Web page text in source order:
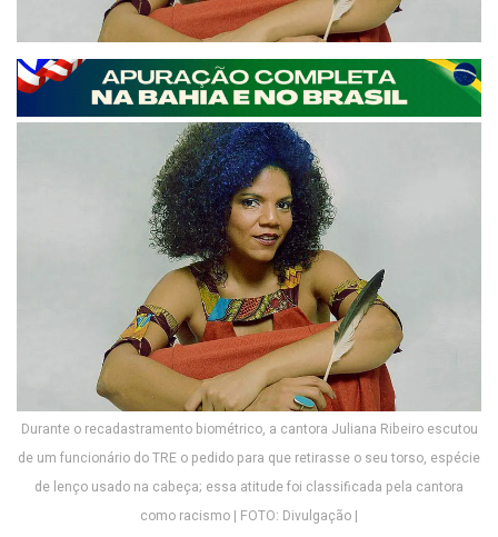
Durante o recadastramento biométrico, a cantora Juliana Ribeiro escutou
de um funcionário do TRE o pedido para que retirasse o seu torso, espécie
de lenço usado na cabeça; essa atitude foi classificada pela cantora
como racismo | FOTO: Divulgação |